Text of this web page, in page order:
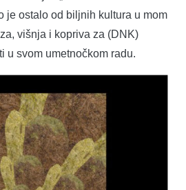
je ostalo od biljnih kultura u mom
višnja i kopriva za (DNK)
u svom umetnočkom radu.